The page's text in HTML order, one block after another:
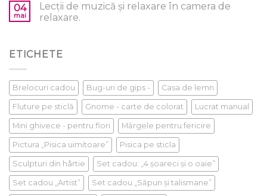
04
mai
Lecții de muzică și relaxare în camera de
relaxare.
ETICHETE
Brelocuri cadou Bug-uri de gips - Casa de lemn
Fluture pe sticlă Gnome - carte de colorat Lucrat manual
Mini ghivece - pentru flori Mărgele pentru fericire
Pictura „Pisica uimitoare” Pisica pe sticla
Sculpturi din hârtie Set cadou: „4 șoareci și o oaie”
Set cadou „Artist” Set cadou „Săpun și talismane”